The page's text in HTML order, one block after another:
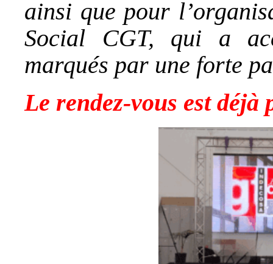
ainsi que pour
Social CGT, qui a
marqués par une forte
Le rendez-vous est